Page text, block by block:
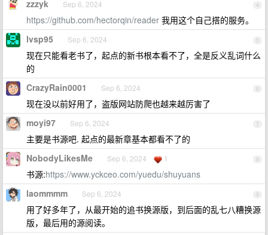
4
zzzyk Sep 6, 2024
https://github.com/hectorqin/reader 我用这个自己搭的服务。
5
lvsp95 Sep 6, 2024
现在只能看老书了，起点的新书根本看不了，全是反义乱词什么
的
6
CrazyRain0001 Sep 6, 2024
现在没以前好用了，盗版网站防爬也越来越厉害了
7
moyi97 Sep 6, 2024
主要是书源吧. 起点的最新章基本都看不了的
8
NobodyLikesMe Sep 6, 2024 1
书源:https://www.yckceo.com/yuedu/shuyuans
9
laommmm Sep 6, 2024
用了好多年了，从最开始的追书换源版，到后面的乱七八糟换源
版，最后用的源阅读。